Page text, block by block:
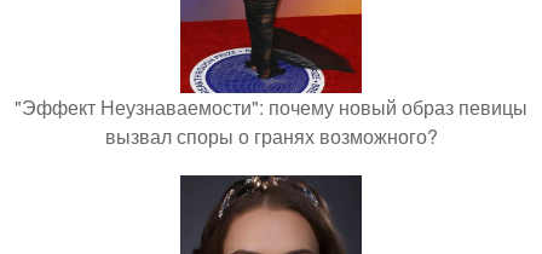
"Эффект Неузнаваемости": почему новый образ певицы
вызвал споры о гранях возможного?